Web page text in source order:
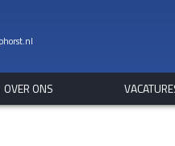
OVER ONS